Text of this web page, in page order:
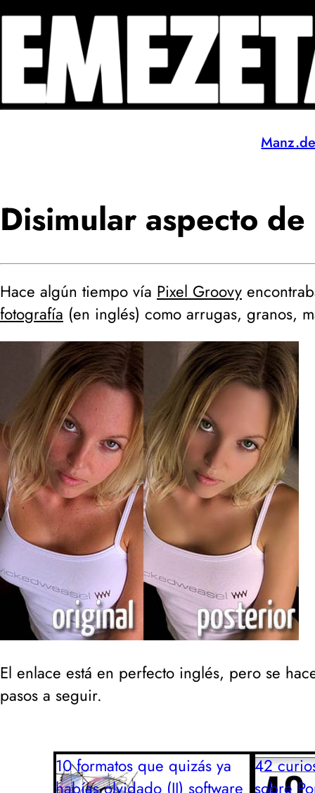
Disimular aspecto
Hace algún tiempo vía Pixel Groovy
fotografía (en inglés) como arrugas, granos,
El enlace está en perfecto inglés, pero se
pasos a seguir.
10 formatos que quizás ya
habías olvidado (II) software
42
sobre